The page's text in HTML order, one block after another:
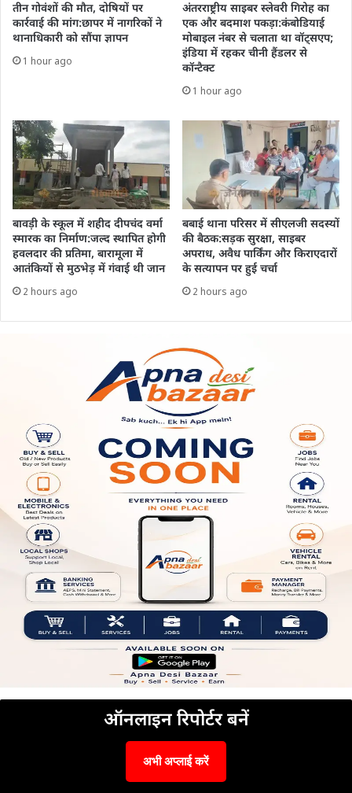
तीन गोवंशों की मौत, दोषियों पर
कार्रवाई की मांग:छापर में नागरिकों ने
थानाधिकारी को सौंपा ज्ञापन
1 hour ago
अंतरराष्ट्रीय साइबर स्लेवरी गिरोह का
एक और बदमाश पकड़ा:कंबोडियाई
मोबाइल नंबर से चलाता था वॉट्सएप;
इंडिया में रहकर चीनी हैंडलर से
कॉन्टैक्ट
1 hour ago
बावड़ी के स्कूल में शहीद दीपचंद वर्मा
स्मारक का निर्माण:जल्द स्थापित होगी
हवलदार की प्रतिमा, बारामूला में
आतंकियों से मुठभेड़ में गंवाई थी जान
2 hours ago
बबाई थाना परिसर में सीएलजी सदस्यों
की बैठक:सड़क सुरक्षा, साइबर
अपराध, अवैध पार्किंग और किराएदारों
के सत्यापन पर हुई चर्चा
2 hours ago
ऑनलाइन रिपोर्टर बनें
अभी अप्लाई करें